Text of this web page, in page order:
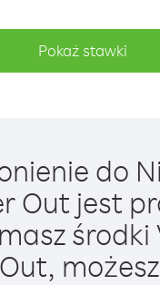
Pokaż stawki
do
Out jest
środki
Out,